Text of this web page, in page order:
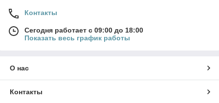
Контакты
Сегодня работает с 09:00 до 18:00
Показать весь график работы
О нас
Контакты